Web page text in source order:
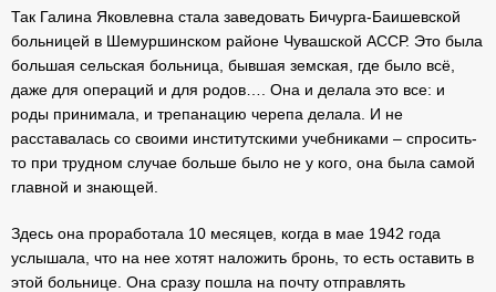
Так Галина Яковлевна стала заведовать Бичурга-Баишевской
больницей в Шемуршинском районе Чувашской АССР. Это была
большая сельская больница, бывшая земская, где было всё,
даже для операций и для родов…. Она и делала это все: и
роды принимала, и трепанацию черепа делала. И не
расставалась со своими институтскими учебниками – спросить-
то при трудном случае больше было не у кого, она была самой
главной и знающей.
Здесь она проработала 10 месяцев, когда в мае 1942 года
услышала, что на нее хотят наложить бронь, то есть оставить в
этой больнице. Она сразу пошла на почту отправлять